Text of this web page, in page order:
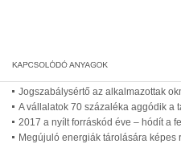
Jogszabálysértő az alkalmazottak
A vállalatok 70 százaléka aggódik a
2017 a nyílt forráskód éve – hódít a
Megújuló energiák tárolására képes